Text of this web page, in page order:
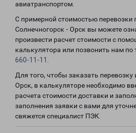
авиатранспортом.
С примерной стоимостью перевозки
Солнечногорск - Орск вы можете
произвести расчет стоимости с
калькулятора или позвонить нам по
660-11-11
Для того, чтобы заказать перевозку
Орск, в калькуляторе необходимо
расчета стоимости доставки и
заполнения заявки с вами для
свяжется специалист ПЭК.